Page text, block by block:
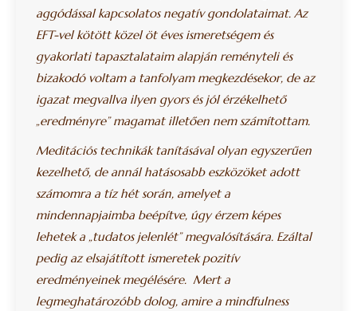
aggódással kapcsolatos negatív gondolataimat. Az
EFT-vel kötött közel öt éves ismeretségem és
gyakorlati tapasztalataim alapján reményteli és
bizakodó voltam a tanfolyam megkezdésekor, de az
igazat megvallva ilyen gyors és jól érzékelhető
„eredményre” magamat illetően nem számítottam.
Meditációs technikák tanításával olyan egyszerűen
kezelhető, de annál hatásosabb eszközöket adott
számomra a tíz hét során, amelyet a
mindennapjaimba beépítve, úgy érzem képes
lehetek a „tudatos jelenlét” megvalósítására. Ezáltal
pedig az elsajátított ismeretek pozitív
eredményeinek megélésére. Mert a
legmeghatározóbb dolog, amire a mindfulness